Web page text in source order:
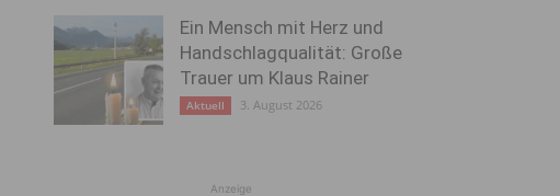
Ein Mensch mit Herz und
Handschlagqualität: Große
Trauer um Klaus Rainer
Aktuell 3. August 2026
Anzeige